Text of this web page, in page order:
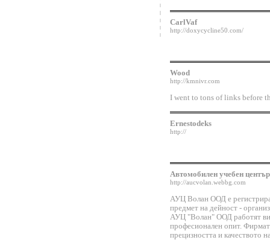
CarlVaf
http://doxycycline50.com/
Wood
http://kmnivr.com
I went to tons of links before
Ernestodeks
http://
Автомобилен учебен
http://aucvolan.webbg.com
АУЦ Волан ООД е
предмет на дейност -
АУЦ "Волан" ООД работят
професионален опит.
прецизността и качеството